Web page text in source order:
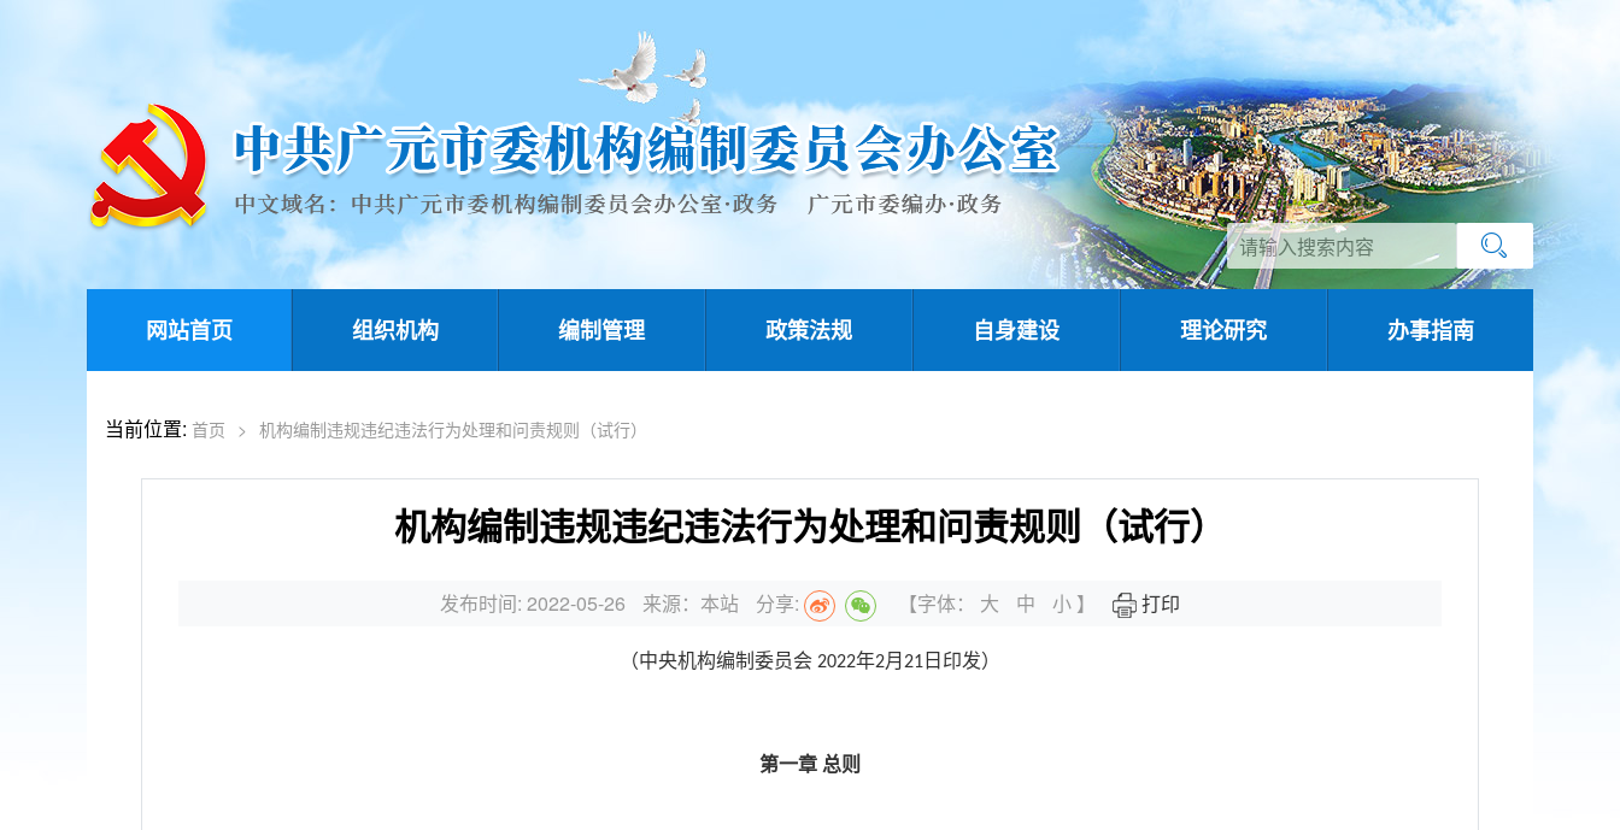
网站首页 组织机构 编制管理 政策法规 自身建设 理论研究 办事指南
当前位置: 首页 > 机构编制违规违纪违法行为处理和问责规则（试行）
机构编制违规违纪违法行为处理和问责规则（试行）
发布时间: 2022-05-26 来源：本站 分享: 【字体： 大 中 小 】 打印
（中央机构编制委员会 2022年2月21日印发）
第一章 总则